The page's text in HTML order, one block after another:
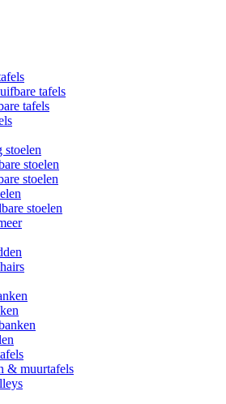
tafels
tafels
stoelen
stoelen
stoelen
stoelen
& muurtafels